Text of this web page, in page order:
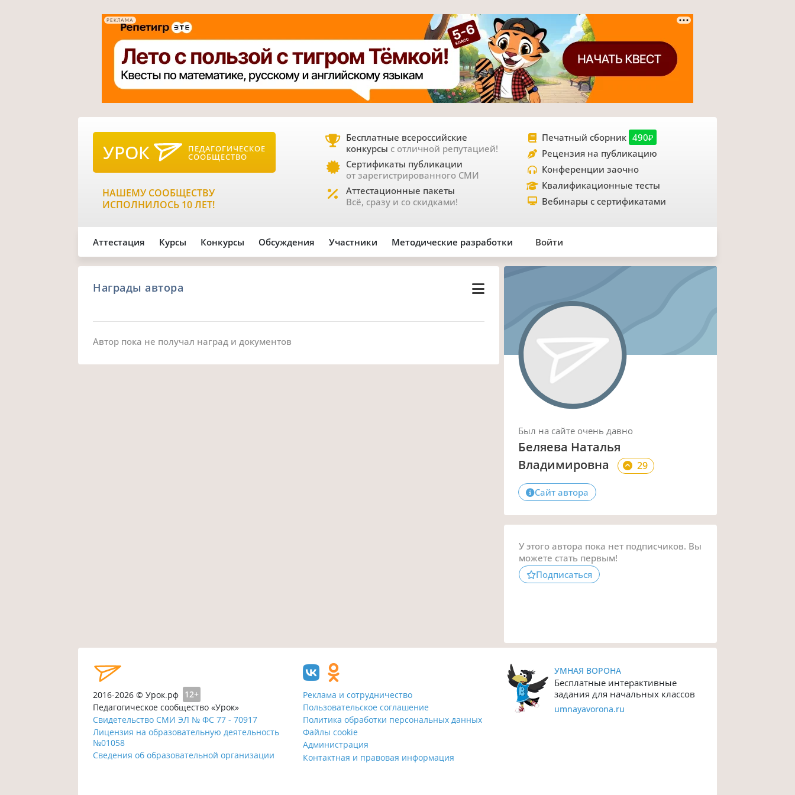
РЕКЛАМА
УРОК ПЕДАГОГИЧЕСКОЕ
СООБЩЕСТВО
НАШЕМУ СООБЩЕСТВУ
ИСПОЛНИЛОСЬ 10 ЛЕТ!
Бесплатные всероссийские
конкурсы с отличной репутацией!
Сертификаты публикации
от зарегистрированного СМИ
Аттестационные пакеты
Всё, сразу и со скидками!
Печатный сборник 490₽
Рецензия на публикацию
Конференции заочно
Квалификационные тесты
Вебинары с сертификатами
Аттестация Курсы Конкурсы Обсуждения Участники Методические разработки Войти
Награды автора
Автор пока не получал наград и документов
Был на сайте очень давно
Беляева Наталья
Владимировна
29
Сайт автора
У этого автора пока нет подписчиков. Вы
можете стать первым!
Подписаться
2016-2026 © Урок.рф 12+
Педагогическое сообщество «Урок»
Свидетельство СМИ ЭЛ № ФС 77 - 70917
Лицензия на образовательную деятельность
№01058
Сведения об образовательной организации
Реклама и сотрудничество
Пользовательское соглашение
Политика обработки персональных данных
Файлы cookie
Администрация
Контактная и правовая информация
УМНАЯ ВОРОНА
Бесплатные интерактивные
задания для начальных классов
umnayavorona.ru